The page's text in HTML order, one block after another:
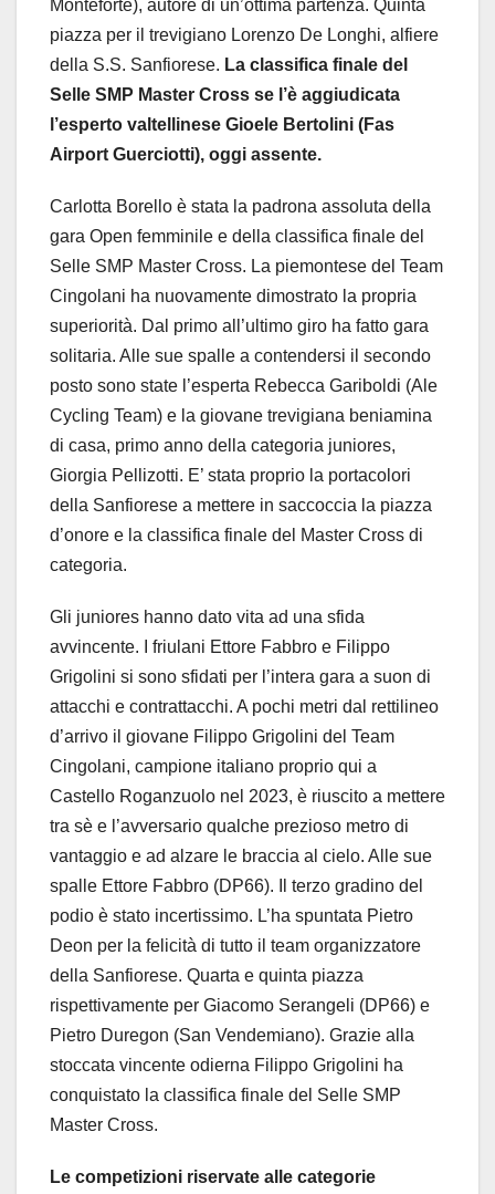
Monteforte), autore di un’ottima partenza. Quinta
piazza per il trevigiano Lorenzo De Longhi, alfiere
della S.S. Sanfiorese. La classifica finale del
Selle SMP Master Cross se l’è aggiudicata
l’esperto valtellinese Gioele Bertolini (Fas
Airport Guerciotti), oggi assente.
Carlotta Borello è stata la padrona assoluta della
gara Open femminile e della classifica finale del
Selle SMP Master Cross. La piemontese del Team
Cingolani ha nuovamente dimostrato la propria
superiorità. Dal primo all’ultimo giro ha fatto gara
solitaria. Alle sue spalle a contendersi il secondo
posto sono state l’esperta Rebecca Gariboldi (Ale
Cycling Team) e la giovane trevigiana beniamina
di casa, primo anno della categoria juniores,
Giorgia Pellizotti. E’ stata proprio la portacolori
della Sanfiorese a mettere in saccoccia la piazza
d’onore e la classifica finale del Master Cross di
categoria.
Gli juniores hanno dato vita ad una sfida
avvincente. I friulani Ettore Fabbro e Filippo
Grigolini si sono sfidati per l’intera gara a suon di
attacchi e contrattacchi. A pochi metri dal rettilineo
d’arrivo il giovane Filippo Grigolini del Team
Cingolani, campione italiano proprio qui a
Castello Roganzuolo nel 2023, è riuscito a mettere
tra sè e l’avversario qualche prezioso metro di
vantaggio e ad alzare le braccia al cielo. Alle sue
spalle Ettore Fabbro (DP66). Il terzo gradino del
podio è stato incertissimo. L’ha spuntata Pietro
Deon per la felicità di tutto il team organizzatore
della Sanfiorese. Quarta e quinta piazza
rispettivamente per Giacomo Serangeli (DP66) e
Pietro Duregon (San Vendemiano). Grazie alla
stoccata vincente odierna Filippo Grigolini ha
conquistato la classifica finale del Selle SMP
Master Cross.
Le competizioni riservate alle categorie